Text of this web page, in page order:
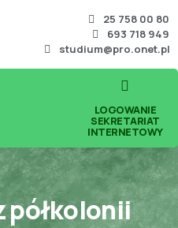
25 758 00 80
693 718 949
studium@pro.onet.pl
LOGOWANIE
SEKRETARIAT
INTERNETOWY
półkolonii